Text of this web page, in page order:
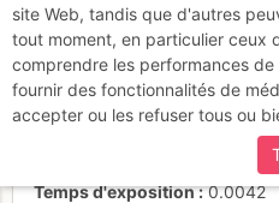
Activités
Date/heure
3 nov. 2012 12:54
Contributeur
sandrine-tetard
NIKON
Temps d'exposition
0.0042
site Web, tandis que d'autres
tout moment, en particulier ceux
comprendre les performances
fournir des fonctionnalités de
accepter ou les refuser tous ou